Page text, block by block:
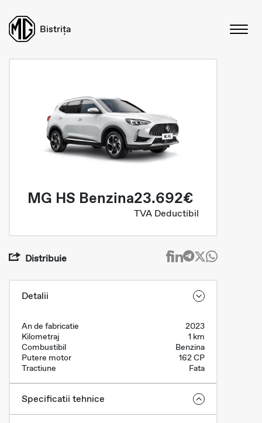
Bistrița
MG HS Benzina23.692€
TVA Deductibil
Distribuie
Detalii
An de fabricatie
2023
Kilometraj
1 km
Combustibil
Benzina
Putere motor
162 CP
Tractiune
Fata
Specificatii tehnice